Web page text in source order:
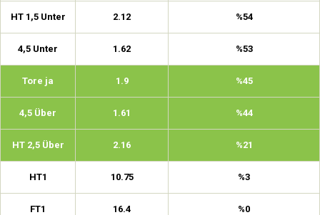
HT 1,5 Unter 2.12 %54
4,5 Unter 1.62 %53
Tore ja 1.9 %45
4,5 Über 1.61 %44
HT 2,5 Über 2.16 %21
HT1 10.75 %3
FT1 16.4 %0